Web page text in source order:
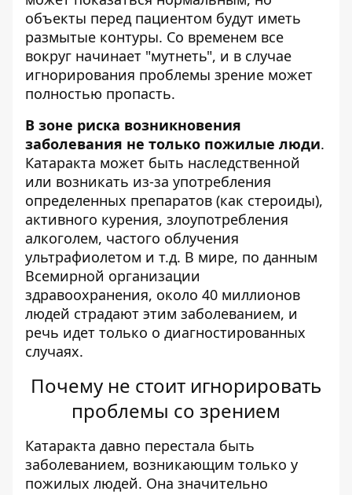
объекты перед пациентом будут иметь
размытые контуры. Со временем все
вокруг начинает "мутнеть", и в случае
игнорирования проблемы зрение может
полностью пропасть.
В зоне риска возникновения
заболевания не только пожилые люди.
Катаракта может быть наследственной
или возникать из-за употребления
определенных препаратов (как стероиды),
активного курения, злоупотребления
алкоголем, частого облучения
ультрафиолетом и т.д. В мире, по данным
Всемирной организации
здравоохранения, около 40 миллионов
людей страдают этим заболеванием, и
речь идет только о диагностированных
случаях.
Почему не стоит игнорировать
проблемы со зрением
Катаракта давно перестала быть
заболеванием, возникающим только у
пожилых людей. Она значительно